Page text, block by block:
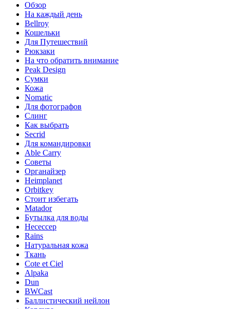
Обзор
На каждый день
Bellroy
Кошельки
Для Путешествий
Рюкзаки
На что обратить внимание
Peak Design
Сумки
Кожа
Nomatic
Для фотографов
Слинг
Как выбрать
Secrid
Для командировки
Able Carry
Советы
Органайзер
Heimplanet
Orbitkey
Стоит избегать
Matador
Бутылка для воды
Несессер
Rains
Натуральная кожа
Ткань
Cote et Ciel
Alpaka
Dun
BWCast
Баллистический нейлон